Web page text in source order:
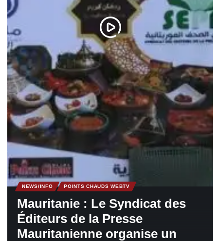
NEWS/INFO POINTS CHAUDS WEBTV
Mauritanie : Le Syndicat des
Éditeurs de la Presse
Mauritanienne organise un